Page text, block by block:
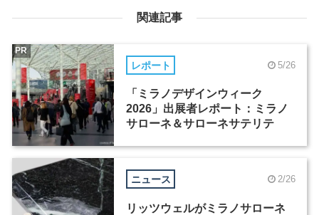
関連記事
レポート 5/26
「ミラノデザインウィーク
2026」出展者レポート：ミラノ
サローネ＆サローネサテリテ
PR
ニュース 2/26
リッツウェルがミラノサローネ